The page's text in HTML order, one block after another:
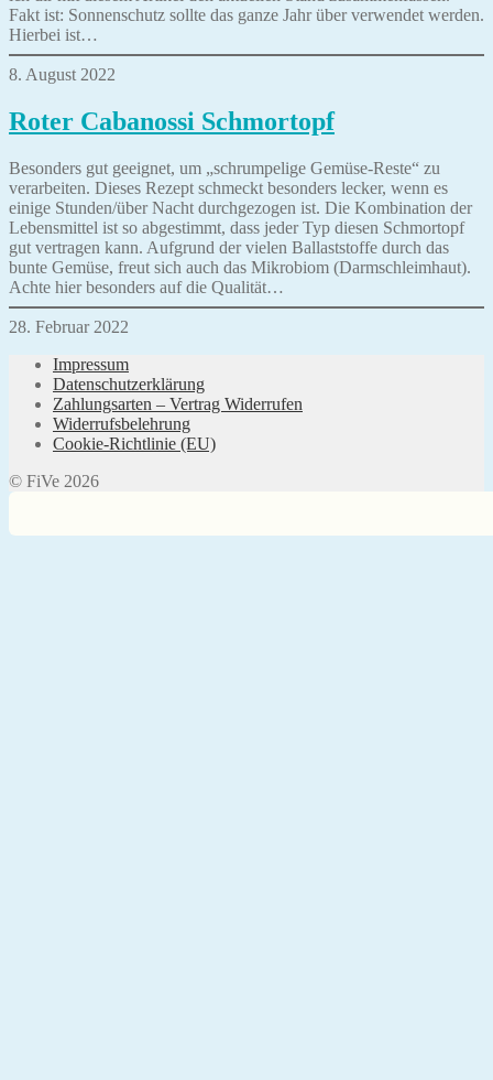
Fakt ist: Sonnenschutz sollte das ganze Jahr über verwendet werden.
Hierbei ist…
8. August 2022
Roter Cabanossi Schmortopf
Besonders gut geeignet, um „schrumpelige Gemüse-Reste“ zu
verarbeiten. Dieses Rezept schmeckt besonders lecker, wenn es
einige Stunden/über Nacht durchgezogen ist. Die Kombination der
Lebensmittel ist so abgestimmt, dass jeder Typ diesen Schmortopf
gut vertragen kann. Aufgrund der vielen Ballaststoffe durch das
bunte Gemüse, freut sich auch das Mikrobiom (Darmschleimhaut).
Achte hier besonders auf die Qualität…
28. Februar 2022
Impressum
Datenschutzerklärung
Zahlungsarten – Vertrag Widerrufen
Widerrufsbelehrung
Cookie-Richtlinie (EU)
© FiVe 2026